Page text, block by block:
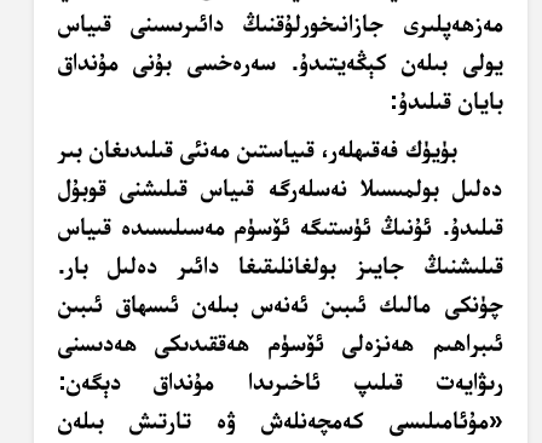
مەزھەپلىرى جازانىخورلۇقنىڭ دائىرىسىنى قىياس
يولى بىلەن كېڭەيتىدۇ. سەرەخسى بۇنى مۇنداق
بايان قىلىدۇ:
بۈيۈك فەقىھلەر، قىياستىن مەنئى قىلىدىغان بىر
دەلىل بولمىسىلا نەسلەرگە قىياس قىلىشنى قوبۇل
قىلىدۇ. ئۇنىڭ ئۈستىگە ئۆسۈم مەسىلىسىدە قىياس
قىلىشنىڭ جايىز بولغانلىقىغا دائىر دەلىل بار.
چۈنكى مالىك ئىبىن ئەنەس بىلەن ئىسھاق ئىبىن
ئىبراھىم ھەنزەلى ئۆسۈم ھەققىدىكى ھەدىسنى
رىۋايەت قىلىپ ئاخىرىدا مۇنداق دېگەن:
«مۇئامىلىسى كەمچەنلەش ۋە تارتىش بىلەن